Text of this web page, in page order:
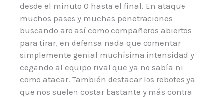
desde el minuto 0 hasta el final. En ataque
muchos pases y muchas penetraciones
buscando aro así como compañeros abiertos
para tirar, en defensa nada que comentar
simplemente genial muchísima intensidad y
cegando al equipo rival que ya no sabía ni
como atacar. También destacar los rebotes ya
que nos suelen costar bastante y más contra